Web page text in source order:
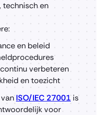
en
en beleid
verbeteren
en toezicht
vanISO/IEC 27001is
voor